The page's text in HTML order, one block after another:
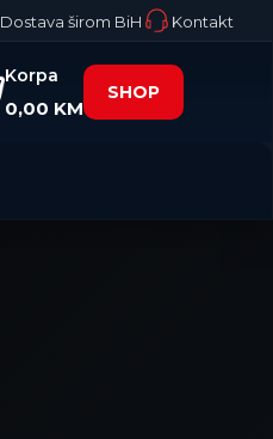
Dostava širom BiH Kontakt
Korpa
0,00 KM
SHOP